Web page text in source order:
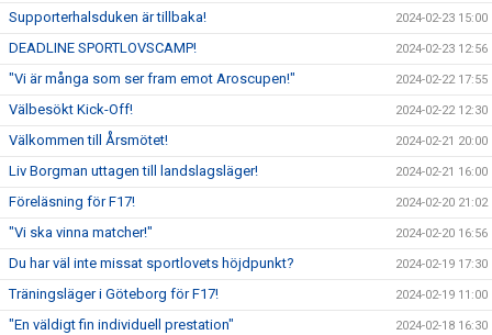
Supporterhalsduken är tillbaka! 2024-02-23 15:00
DEADLINE SPORTLOVSCAMP! 2024-02-23 12:56
"Vi är många som ser fram emot Aroscupen!" 2024-02-22 17:55
Välbesökt Kick-Off! 2024-02-22 12:30
Välkommen till Årsmötet! 2024-02-21 20:00
Liv Borgman uttagen till landslagsläger! 2024-02-21 16:00
Föreläsning för F17! 2024-02-20 21:02
"Vi ska vinna matcher!" 2024-02-20 16:56
Du har väl inte missat sportlovets höjdpunkt? 2024-02-19 17:30
Träningsläger i Göteborg för F17! 2024-02-19 11:00
"En väldigt fin individuell prestation" 2024-02-18 16:30